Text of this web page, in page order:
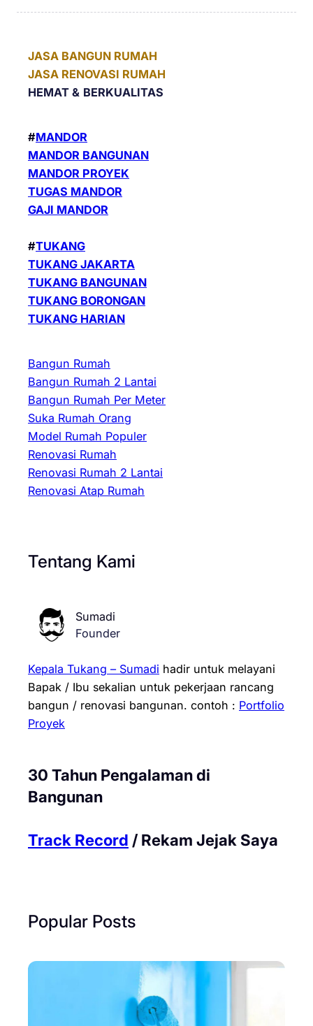
JASA BANGUN RUMAH
JASA RENOVASI RUMAH
HEMAT & BERKUALITAS
#MANDOR
MANDOR BANGUNAN
MANDOR PROYEK
TUGAS MANDOR
GAJI MANDOR
#TUKANG
TUKANG JAKARTA
TUKANG BANGUNAN
TUKANG BORONGAN
TUKANG HARIAN
Bangun Rumah
Bangun Rumah 2 Lantai
Bangun Rumah Per Meter
Suka Rumah Orang
Model Rumah Populer
Renovasi Rumah
Renovasi Rumah 2 Lantai
Renovasi Atap Rumah
Tentang Kami
Sumadi
Founder
Kepala Tukang – Sumadi hadir untuk melayani
Bapak / Ibu sekalian untuk pekerjaan rancang
bangun / renovasi bangunan. contoh : Portfolio
Proyek
30 Tahun Pengalaman di
Bangunan
Track Record / Rekam Jejak Saya
Popular Posts